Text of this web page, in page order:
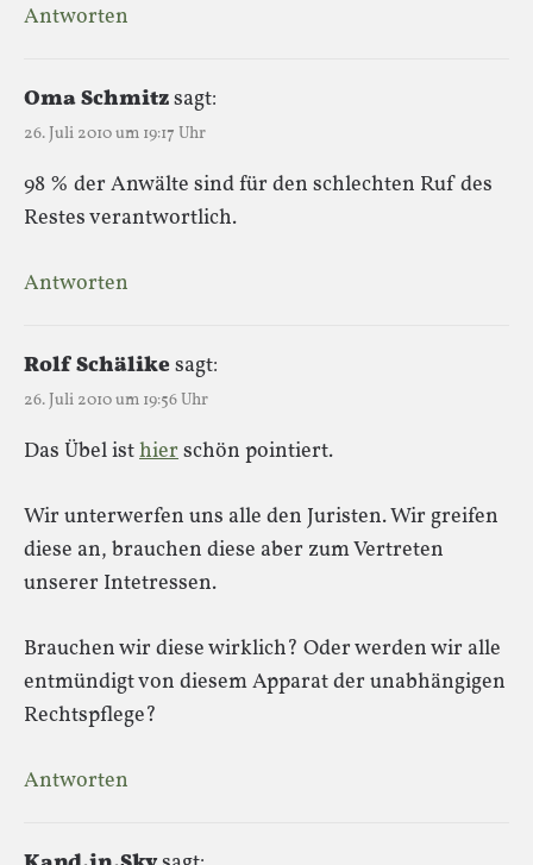
Antworten
Oma Schmitzsagt:
26. Juli 2010 um 19:17 Uhr
98 % der Anwälte sind für den schlechten Ruf des
Restes verantwortlich.
Antworten
Rolf Schälikesagt:
26. Juli 2010 um 19:56 Uhr
Das Übel isthierschön pointiert.
Wir unterwerfen uns alle den Juristen. Wir greifen
diese an, brauchen diese aber zum Vertreten
unserer Intetressen.
Brauchen wir diese wirklich? Oder werden wir alle
entmündigt von diesem Apparat der unabhängigen
Rechtspflege?
Antworten